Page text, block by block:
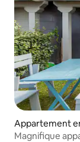
Appartement
a Barquera
Magnifique